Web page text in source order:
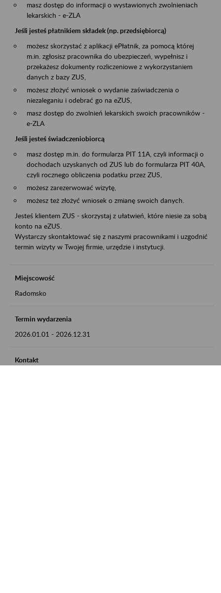
masz dostęp do informacji o wystawionych zwolnieniach
lekarskich - e-ZLA
Jeśli jesteś płatnikiem składek (np. przedsiębiorcą)
możesz skorzystać z aplikacji ePłatnik, za pomocą której
m.in. zgłosisz pracownika do ubezpieczeń, wypełnisz i
przekażesz dokumenty rozliczeniowe z wykorzystaniem
danych z bazy ZUS,
możesz złożyć wniosek o wydanie zaświadczenia o
niezaleganiu i odebrać go na eZUS,
masz dostęp do zwolnień lekarskich swoich pracowników -
e-ZLA
Jeśli jesteś świadczeniobiorcą
masz dostęp m.in. do formularza PIT 11A, czyli informacji o
dochodach uzyskanych od ZUS lub do formularza PIT 40A,
czyli rocznego obliczenia podatku przez ZUS,
możesz zarezerwować wizytę,
możesz też złożyć wniosek o zmianę swoich danych.
Jesteś klientem ZUS - skorzystaj z ułatwień, które niesie za sobą
konto na eZUS.
Wystarczy skontaktować się z naszymi pracownikami i uzgodnić
termin wizyty w Twojej firmie, urzędzie i instytucji.
Miejscowość
Radomsko
Termin wydarzenia
2026.01.01 - 2026.12.31
Kontakt